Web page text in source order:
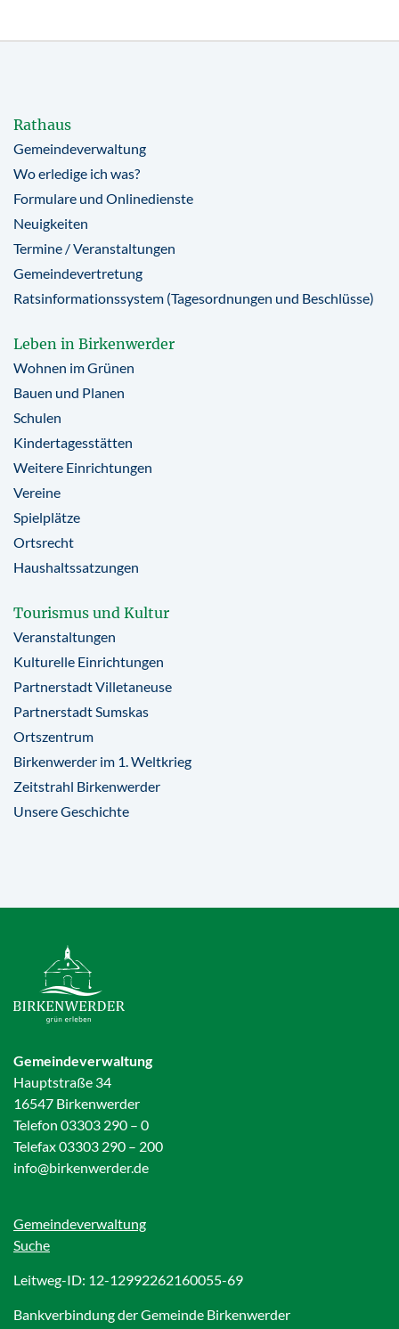
Rathaus
Gemeindeverwaltung
Wo erledige ich was?
Formulare und Onlinedienste
Neuigkeiten
Termine / Veranstaltungen
Gemeindevertretung
Ratsinformationssystem (Tagesordnungen und Beschlüsse)
Leben in Birkenwerder
Wohnen im Grünen
Bauen und Planen
Schulen
Kindertagesstätten
Weitere Einrichtungen
Vereine
Spielplätze
Ortsrecht
Haushaltssatzungen
Tourismus und Kultur
Veranstaltungen
Kulturelle Einrichtungen
Partnerstadt Villetaneuse
Partnerstadt Sumskas
Ortszentrum
Birkenwerder im 1. Weltkrieg
Zeitstrahl Birkenwerder
Unsere Geschichte
Gemeindeverwaltung
Hauptstraße 34
16547 Birkenwerder
Telefon 03303 290 – 0
Telefax 03303 290 – 200
info@birkenwerder.de
Gemeindeverwaltung
Suche
Leitweg-ID: 12-12992262160055-69
Bankverbindung der Gemeinde Birkenwerder